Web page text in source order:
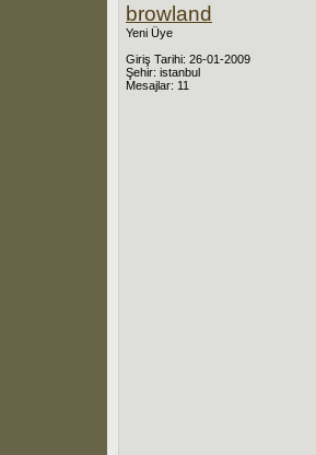
browland
Yeni Üye
Giriş Tarihi: 26-01-2009
Şehir: istanbul
Mesajlar: 11